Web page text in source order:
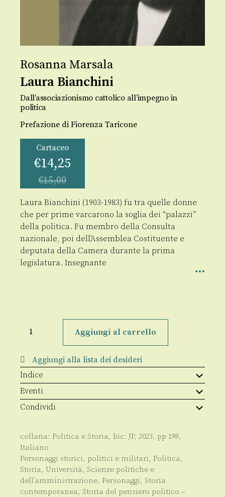
Rosanna Marsala
Laura Bianchini
Dall’associazionismo cattolico all’impegno in
politica
Prefazione di Fiorenza Taricone
Cartaceo
€14,25
€15,00
Laura Bianchini (1903-1983) fu tra quelle donne
che per prime varcarono la soglia dei “palazzi”
della politica. Fu membro della Consulta
nazionale, poi dell’Assemblea Costituente e
deputata della Camera durante la prima
legislatura. Insegnante
Bianchini
Aggiungi al carrello
Aggiungi alla lista dei desideri
Indice
Eventi
Condividi
collana: Politica e Storia, bic: JP, 2023, pp 198,
Italiano
Personaggi storici, politici e militari, Politica,
Storia, Università, Scienze politiche e
dell’amministrazione, Personaggi, Storia
contemporanea, Storia del pensiero politico –